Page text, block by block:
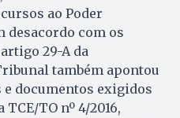
ao Poder
com os
29-A da
também apontou
documentos exigidos
TO nº 4/2016,